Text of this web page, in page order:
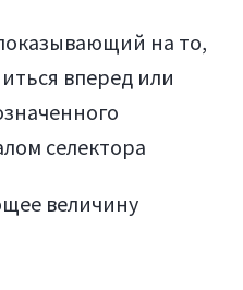
на то,
вперед или
селектора
величину